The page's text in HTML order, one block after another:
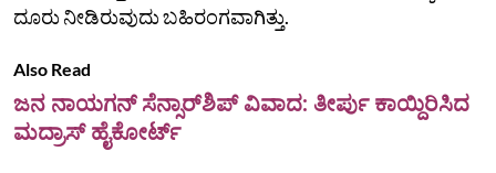
ದೂರು ನೀಡಿರುವುದು ಬಹಿರಂಗವಾಗಿತ್ತು.
Also Read
ಜನ ನಾಯಗನ್ ಸೆನ್ಸಾರ್‌ಶಿಪ್‌ ವಿವಾದ: ತೀರ್ಪು ಕಾಯ್ದಿರಿಸಿದ
ಮದ್ರಾಸ್ ಹೈಕೋರ್ಟ್